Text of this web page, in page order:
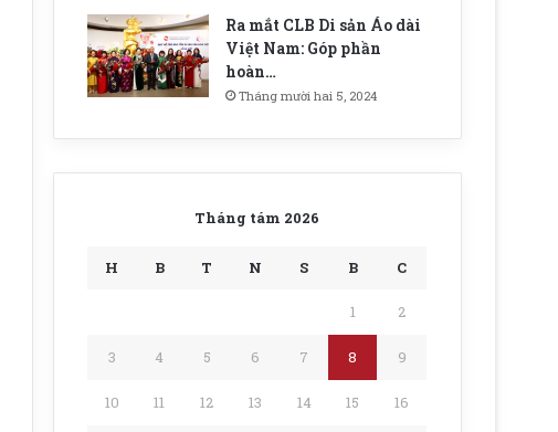
Ra mắt CLB Di sản Áo dài
Việt Nam: Góp phần
hoàn…
Tháng mười hai 5, 2024
Tháng tám 2026
H B T N S B C
1 2
3 4 5 6 7 8 9
10 11 12 13 14 15 16